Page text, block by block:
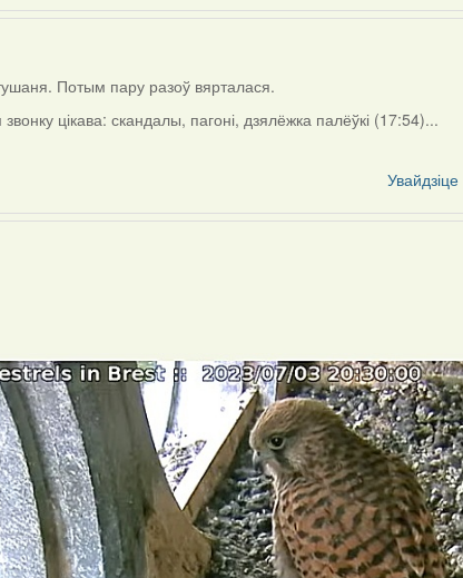
Потым пару разоў вярталася.
цікава: скандалы, пагоні, дзялёжка палёўкі (17:54)...
Увайдзіце